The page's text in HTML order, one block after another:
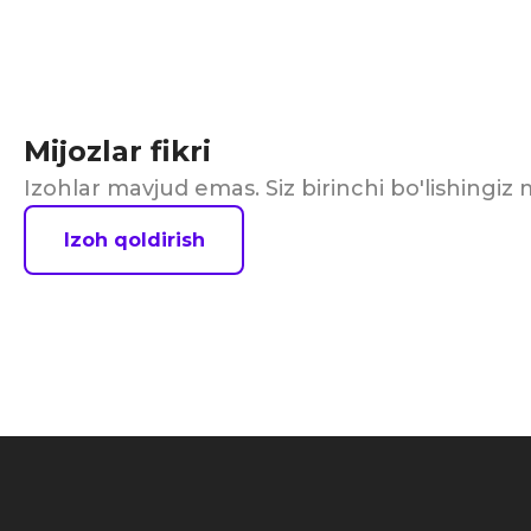
Mijozlar fikri
Izohlar mavjud emas. Siz birinchi bo'lishingiz
Izoh qoldirish